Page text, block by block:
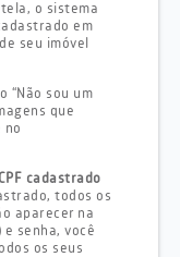
o sistema
em
seu imóvel
“Não sou um
que
no
cadastrado
todos os
aparecer na
senha, você
os seus